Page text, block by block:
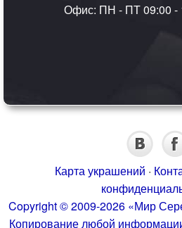
Офис: ПН - ПТ 09:00 -
Карта украшений ·
Copyright © 2009-2026 «Мир
Копирование любой